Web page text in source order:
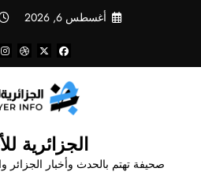
أغسطس 6, 2026
الجزائرية
صحيفة تهتم بالحدث وأخبار الجزائر